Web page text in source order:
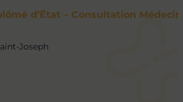
d’État – Consultation
Joseph